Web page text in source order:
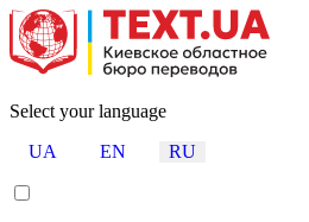
Select your language
UA
EN RU